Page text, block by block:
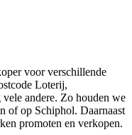
voor verschillende
Loterij,
andere. Zo houden we
of op Schiphol. Daarnaast
promoten en verkopen.